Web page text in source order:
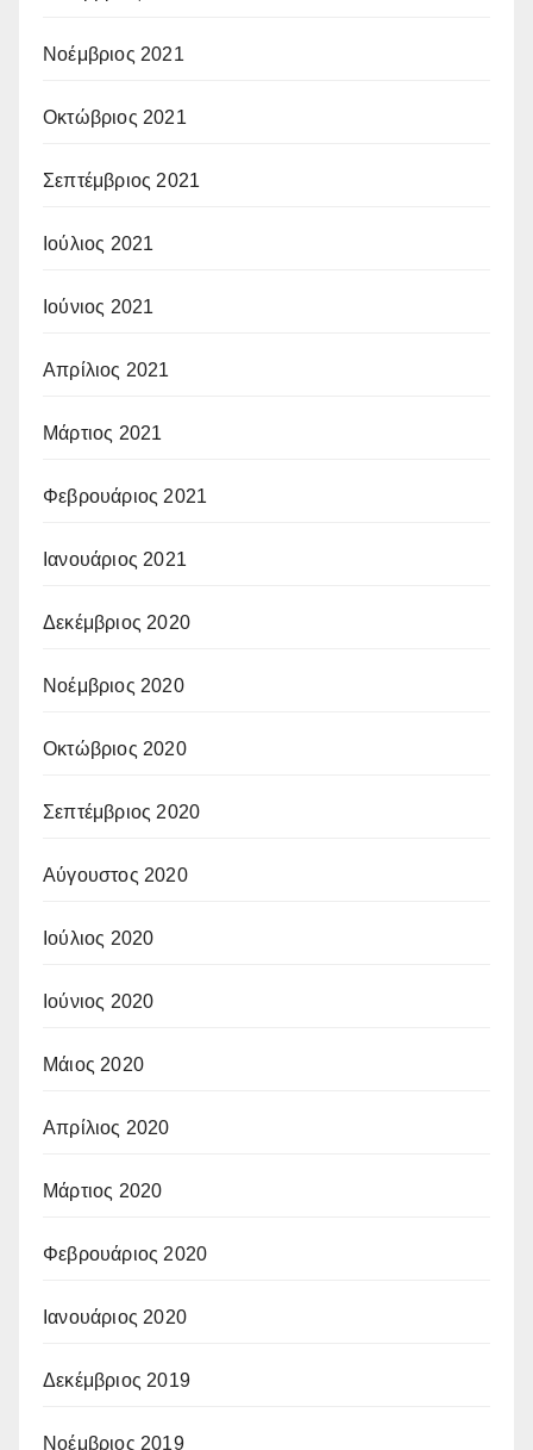
Νοέμβριος 2021
Οκτώβριος 2021
Σεπτέμβριος 2021
Ιούλιος 2021
Ιούνιος 2021
Απρίλιος 2021
Μάρτιος 2021
Φεβρουάριος 2021
Ιανουάριος 2021
Δεκέμβριος 2020
Νοέμβριος 2020
Οκτώβριος 2020
Σεπτέμβριος 2020
Αύγουστος 2020
Ιούλιος 2020
Ιούνιος 2020
Μάιος 2020
Απρίλιος 2020
Μάρτιος 2020
Φεβρουάριος 2020
Ιανουάριος 2020
Δεκέμβριος 2019
Νοέμβριος 2019